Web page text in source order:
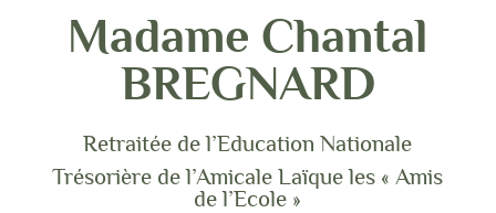
Madame Chantal
BREGNARD
Retraitée de l’Education Nationale
Trésorière de l’Amicale Laïque les « Amis
de l’Ecole »